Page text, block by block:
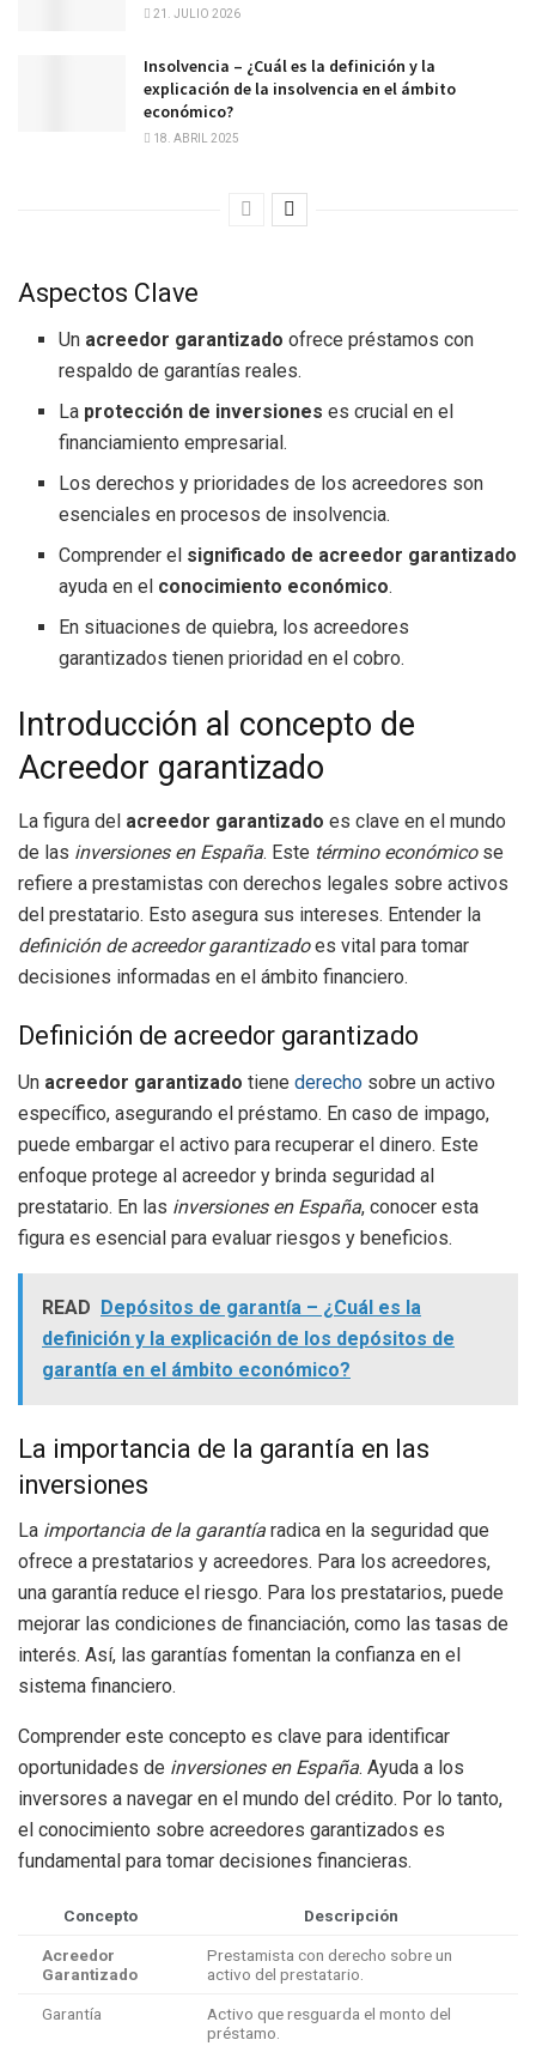
21. JULIO 2026
Insolvencia – ¿Cuál es la definición y la
explicación de la insolvencia en el ámbito
económico?
18. ABRIL 2025
Aspectos Clave
Un acreedor garantizado ofrece préstamos con
respaldo de garantías reales.
La protección de inversiones es crucial en el
financiamiento empresarial.
Los derechos y prioridades de los acreedores son
esenciales en procesos de insolvencia.
Comprender el significado de acreedor garantizado
ayuda en el conocimiento económico.
En situaciones de quiebra, los acreedores
garantizados tienen prioridad en el cobro.
Introducción al concepto de
Acreedor garantizado
La figura del acreedor garantizado es clave en el mundo
de las inversiones en España. Este término económicose
refiere a prestamistas con derechos legales sobre activos
del prestatario. Esto asegura sus intereses. Entender la
definición de acreedor garantizadoes vital para tomar
decisiones informadas en el ámbito financiero.
Definición de acreedor garantizado
Un acreedor garantizado tiene derecho sobre un activo
específico, asegurando el préstamo. En caso de impago,
puede embargar el activo para recuperar el dinero. Este
enfoque protege al acreedor y brinda seguridad al
prestatario. En las inversiones en España, conocer esta
figura es esencial para evaluar riesgos y beneficios.
READ Depósitos de garantía – ¿Cuál es la
definición y la explicación de los depósitos de
garantía en el ámbito económico?
La importancia de la garantía en las
inversiones
La importancia de la garantía radica en la seguridad que
ofrece a prestatarios y acreedores. Para los acreedores,
una garantía reduce el riesgo. Para los prestatarios, puede
mejorar las condiciones de financiación, como las tasas de
interés. Así, las garantías fomentan la confianza en el
sistema financiero.
Comprender este concepto es clave para identificar
oportunidades de inversiones en España. Ayuda a los
inversores a navegar en el mundo del crédito. Por lo tanto,
el conocimiento sobre acreedores garantizados es
fundamental para tomar decisiones financieras.
Concepto Descripción
Acreedor
Garantizado
Prestamista con derecho sobre un
activo del prestatario.
Garantía
Activo que resguarda el monto del
préstamo.